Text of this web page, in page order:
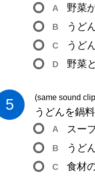
A 野菜
B うど
C うど
D 野菜
5 (same sound
うどんを鍋料
A スー
B うど
C 食材